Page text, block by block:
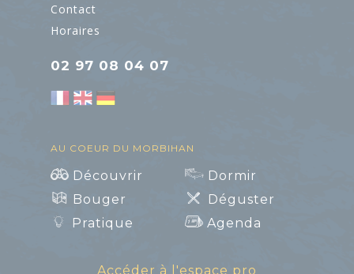
Contact
Horaires
02 97 08 04 07
AU COEUR DU MORBIHAN
Découvrir
Dormir
Bouger
Déguster
Pratique
Agenda
Accéder à l'espace pro